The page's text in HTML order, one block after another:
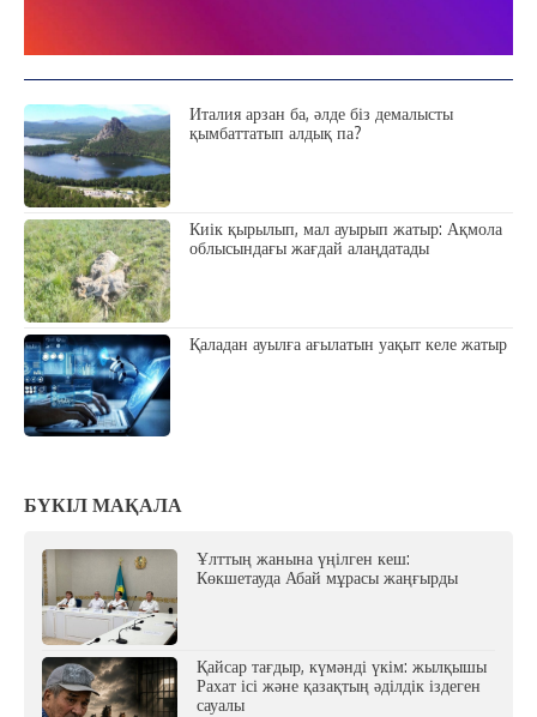
Италия арзан ба, әлде біз демалысты
қымбаттатып алдық па?
Киік қырылып, мал ауырып жатыр: Ақмола
облысындағы жағдай алаңдатады
Қаладан ауылға ағылатын уақыт келе жатыр
БҮКІЛ МАҚАЛА
Ұлттың жанына үңілген кеш:
Көкшетауда Абай мұрасы жаңғырды
Қайсар тағдыр, күмәнді үкім: жылқышы
Рахат ісі және қазақтың әділдік іздеген
сауалы